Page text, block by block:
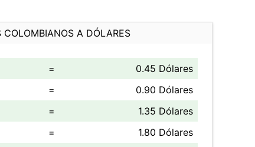
COLOMBIANOS A DÓLARES
=
0.45 Dólares
=
0.90 Dólares
=
1.35 Dólares
=
1.80 Dólares